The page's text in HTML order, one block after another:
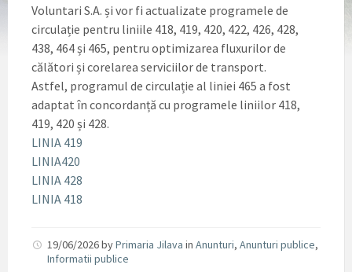
Voluntari S.A. și vor fi actualizate programele de
circulație pentru liniile 418, 419, 420, 422, 426, 428,
438, 464 și 465, pentru optimizarea fluxurilor de
călători și corelarea serviciilor de transport.
Astfel, programul de circulație al liniei 465 a fost
adaptat în concordanță cu programele liniilor 418,
419, 420 și 428.
LINIA 419
LINIA420
LINIA 428
LINIA 418
19/06/2026byPrimaria Jilava in Anunturi, Anunturi publice,
Informatii publice